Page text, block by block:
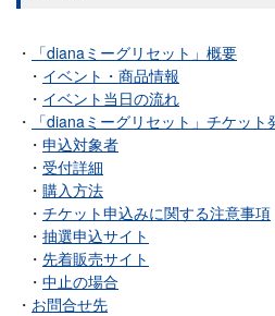
「dianaミーグリセット」概要
イベント・商品情報
イベント当日の流れ
「dianaミーグリセット」チケット
申込対象者
受付詳細
購入方法
チケット申込みに関する注意事項
抽選申込サイト
先着販売サイト
中止の場合
お問合せ先